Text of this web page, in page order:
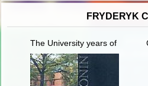
FRYDERYK
The University years of